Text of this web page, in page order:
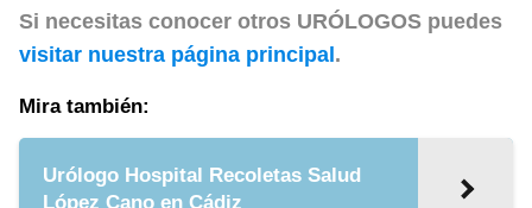
Si necesitas conocer otros URÓLOGOS puedes
visitar nuestra página principal .
Mira también:
Urólogo Hospital Recoletas Salud
López Cano en Cádiz